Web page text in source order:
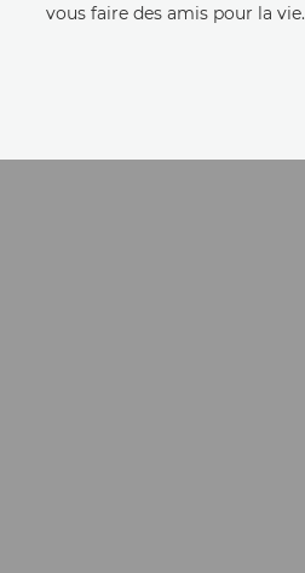
vous faire des amis pour la vie.